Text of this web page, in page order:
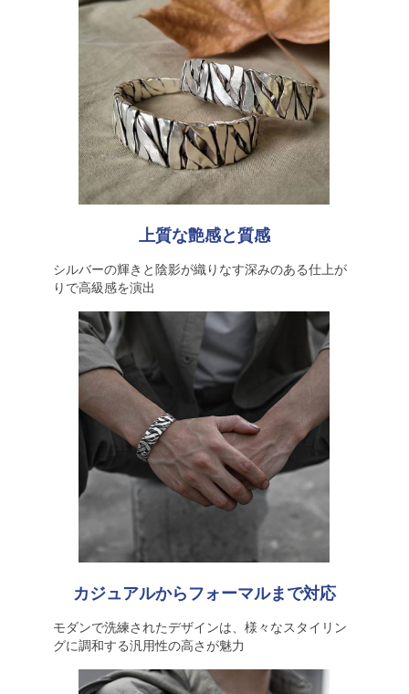
上質な艶感と質感
シルバーの輝きと陰影が織りなす深みのある仕上が
りで高級感を演出
カジュアルからフォーマルまで対応
モダンで洗練されたデザインは、様々なスタイリン
グに調和する汎用性の高さが魅力